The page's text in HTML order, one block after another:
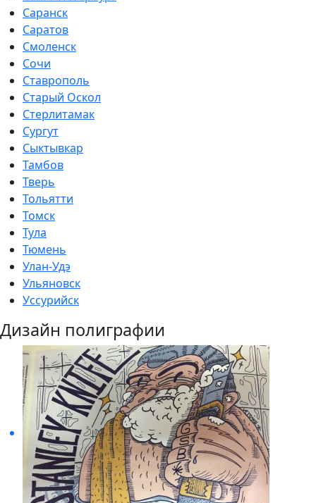
Саранск
Саратов
Смоленск
Сочи
Ставрополь
Старый Оскол
Стерлитамак
Сургут
Сыктывкар
Тамбов
Тверь
Тольятти
Томск
Тула
Тюмень
Улан-Удэ
Ульяновск
Уссурийск
Дизайн полиграфии